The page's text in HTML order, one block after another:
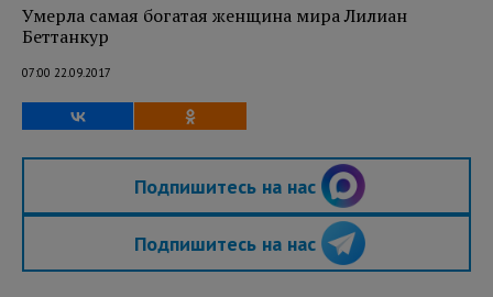
Умерла самая богатая женщина мира Лилиан
Беттанкур
07:00 22.09.2017
Подпишитесь на нас
Подпишитесь на нас